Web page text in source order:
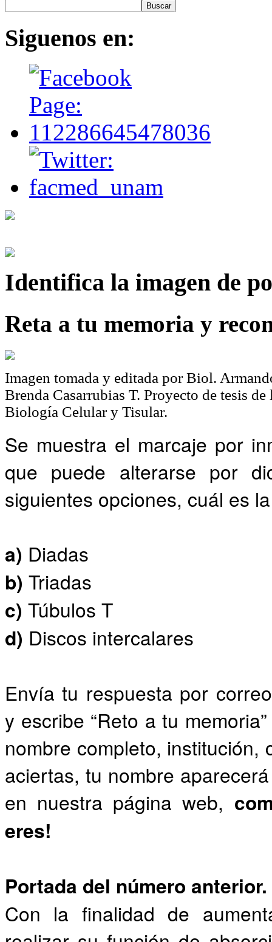
Siguenos en:
Identifica la imagen de
Reta a tu memoria y
Imagen tomada y editada por Biol.
Brenda Casarrubias T. Proyecto de tesis
Biología Celular y Tisular.
Se muestra el marcaje por
que puede alterarse por
siguientes opciones, cuál es
a) Diadas
b) Triadas
c) Túbulos T
d) Discos intercalares
Envía tu respuesta por
y escribe “Reto a tu
nombre completo, institución,
aciertas, tu nombre
en nuestra página web,
eres!
Portada del número anterior.
Con la finalidad de